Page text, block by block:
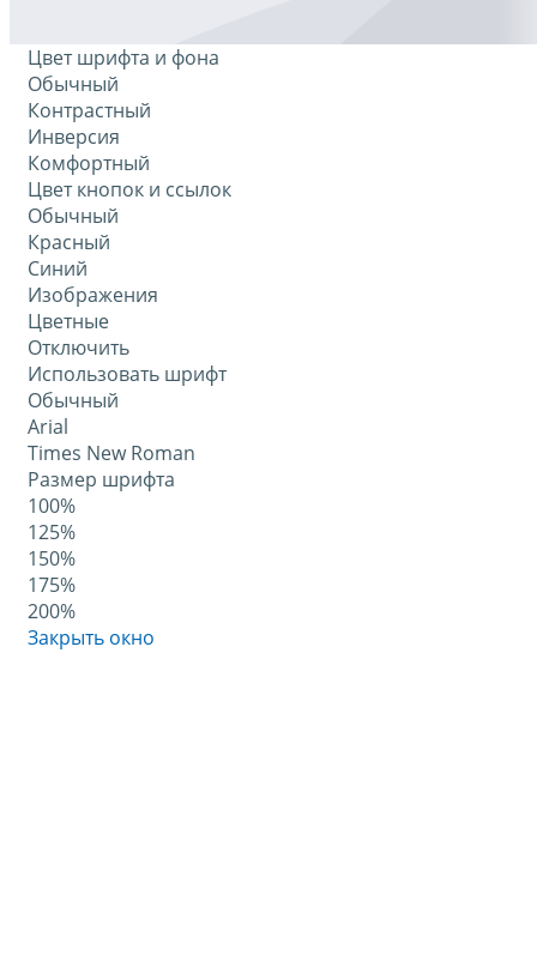
Цвет шрифта и фона
Обычный
Контрастный
Инверсия
Комфортный
Цвет кнопок и ссылок
Обычный
Красный
Синий
Изображения
Цветные
Отключить
Использовать шрифт
Обычный
Arial
Times New Roman
Размер шрифта
100%
125%
150%
175%
200%
Закрыть окно